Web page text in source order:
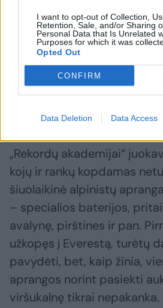
I want to opt-out of Collection,
Retention, Sale, and/or Sharing
Personal Data that Is Unrelated
Purposes for which it was
Opted Out
CONFIRM
Data Deletion Data Access
Aurimas Valujavičius
apie santykius: atsakė į
klausimą, ar jam patinka
moterys
„Rekordų akademijai“
kojų ir rankų kopdamas
šiuolaikinė alpinistų
– specialios baterijos,
avalynę, pirštines ir pan.
užkopęs į Everestą, turėtų
pavydėti, bet, kaip žinia,
aprangos norint pasiekti
viršukalnę tikrai nepakanka.